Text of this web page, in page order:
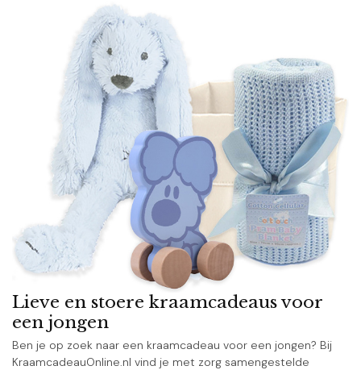
Lieve en stoere kraamcadeaus voor
een jongen
Ben je op zoek naar een kraamcadeau voor een jongen? Bij
KraamcadeauOnline.nl vind je met zorg samengestelde